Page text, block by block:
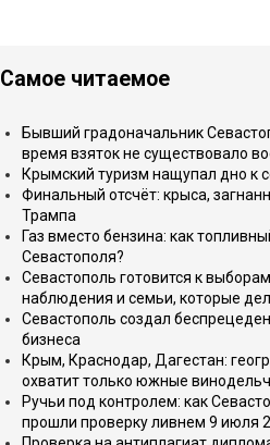
Самое читаемое
Бывший градоначальник
время взяток не существовало
Крымский туризм нащупал дно к
Финальный отсчёт: крыса,
Трампа
Газ вместо бензина: как
Севастополя?
Севастополь готовится к
наблюдения и семьи, которые
Севастополь создал
бизнеса
Крым, Краснодар, Дагестан:
охватит только южные
Ручьи под контролем: как
прошли проверку ливнем 9 июля